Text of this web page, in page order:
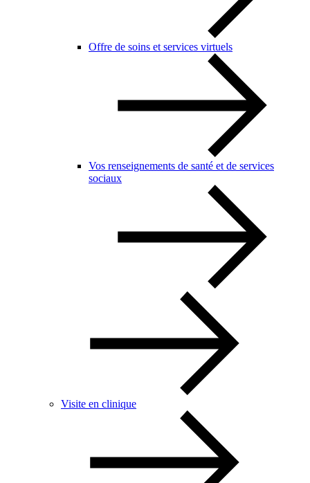
Offre de soins et services virtuels
Vos renseignements de santé et de services
sociaux
Visite en clinique